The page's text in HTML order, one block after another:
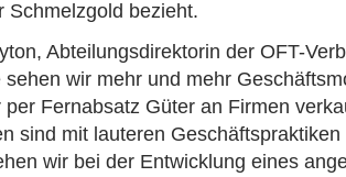
Schmelzgold bezieht.
Abteilungsdirektorin der OFT-
sehen wir mehr und mehr
per Fernabsatz Güter an Firmen
sind mit lauteren
wir bei der Entwicklung eines